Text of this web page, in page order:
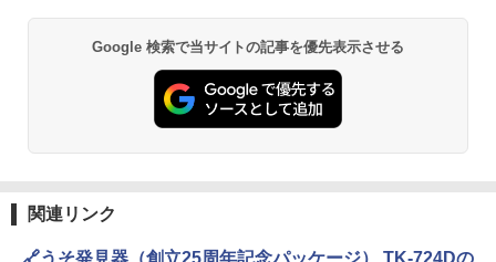
Google 検索で当サイトの記事を優先表示させる
関連リンク
🔗うそ発見器（創立25周年記念パッケージ） TK-724Dの